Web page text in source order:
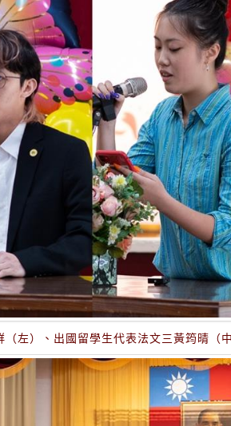
左）、出國留學生代表法文三黃筠晴（